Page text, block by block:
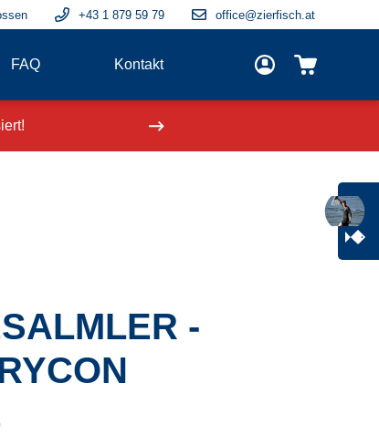
+43 1 879 59 79 office@zierfisch.at
FAQ Kontakt
-